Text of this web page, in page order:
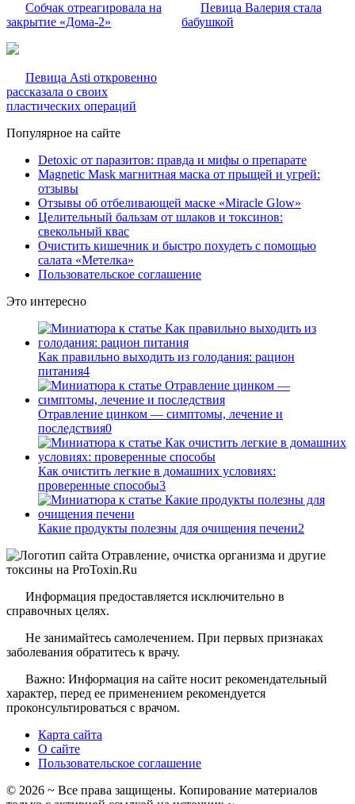
Собчак отреагировала на
закрытие «Дома-2»
Певица Валерия стала
бабушкой
Певица Asti откровенно
рассказала о своих
пластических операций
Популярное на сайте
Detoxic от паразитов: правда и мифы о препарате
Magnetic Mask магнитная маска от прыщей и угрей:
отзывы
Отзывы об отбеливающей маске «Miracle Glow»
Целительный бальзам от шлаков и токсинов:
свекольный квас
Очистить кишечник и быстро похудеть с помощью
салата «Метелка»
Пользовательское соглашение
Это интересно
Как правильно выходить из голодания: рацион
питания4
Отравление цинком — симптомы, лечение и
последствия0
Как очистить легкие в домашних условиях:
проверенные способы3
Какие продукты полезны для очищения печени2
Информация предоставляется исключительно в
справочных целях.
Не занимайтесь самолечением. При первых признаках
заболевания обратитесь к врачу.
Важно: Информация на сайте носит рекомендательный
характер, перед ее применением рекомендуется
проконсультироваться с врачом.
Карта сайта
О сайте
Пользовательское соглашение
© 2026 ~ Все права защищены. Копирование материалов